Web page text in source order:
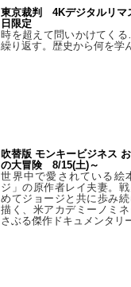
東京裁判 4Kデジタルリ
日限定
時を超えて問いかけてく
繰り返す。歴史から何を学
吹替版 モンキービジネス
の大冒険 8/15(土)～
世界中で愛されている絵
ジ」の原作者レイ夫妻。
めてジョージと共に歩み
描く、米アカデミーノミ
さぶる傑作ドキュメンタリ